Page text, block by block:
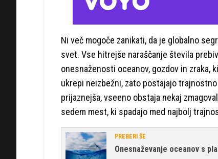
Ni več mogoče zanikati, da je globalno
svet. Vse hitrejše naraščanje števila
onesnaženosti oceanov, gozdov in zraka,
ukrepi neizbežni, zato postajajo
prijaznejša, vseeno obstaja nekaj
sedem mest, ki spadajo med najbolj
PREBERI ŠE
Onesnaževanje oceanov s